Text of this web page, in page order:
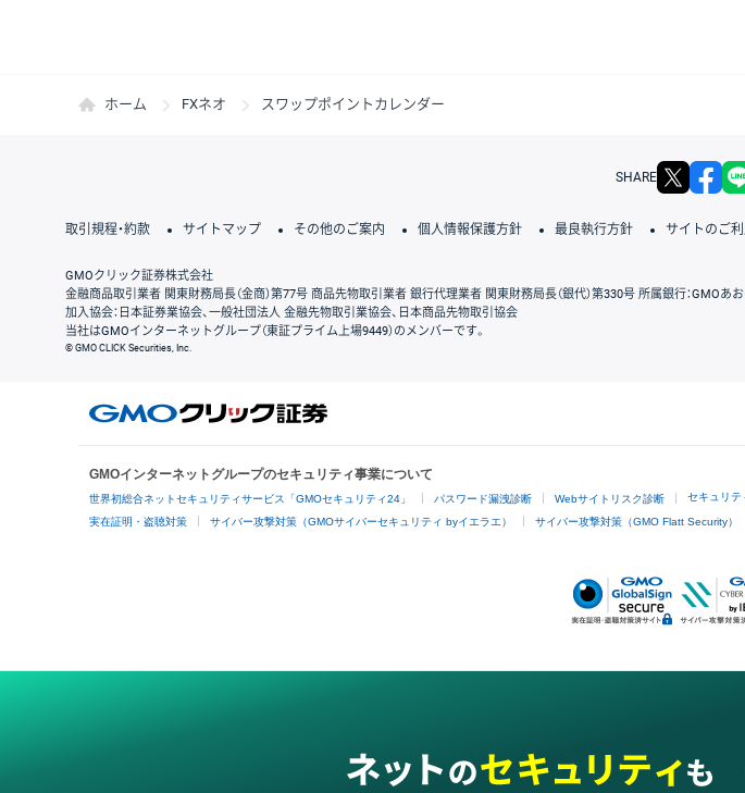
ホーム FXネオ スワップポイントカレンダー
SHARE X
取引規程・約款 サイトマップ その他のご案内 個人情報保護方針 最良執行方針 サイトのご
GMOクリック証券株式会社
金融商品取引業者 関東財務局長（金商）第77号 商品先物取引業者 銀行代理業者 関東財務局長（銀代）第330号 所属銀行：GMOあ
加入協会：日本証券業協会、一般社団法人 金融先物取引業協会、日本商品先物取引協会
当社はGMOインターネットグループ（東証プライム上場9449）のメンバーです。
© GMO CLICK Securities, Inc.
GMOインターネットグループのセキュリティ事業について
世界初総合ネットセキュリティサービス「GMOセキュリティ24」 パスワード漏洩診断 Webサイトリスク診断 セキュリテ
実在証明・盗聴対策 サイバー攻撃対策（GMOサイバーセキュリティ byイエラエ） サイバー攻撃対策（GMO Flatt Security）